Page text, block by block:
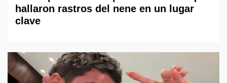
hallaron rastros del nene en un lugar
clave